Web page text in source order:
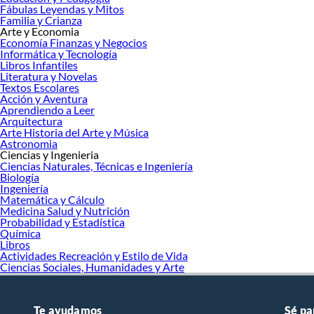
Fábulas Leyendas y Mitos
Familia y Crianza
Arte y Economia
Economía Finanzas y Negocios
Informática y Tecnología
Libros Infantiles
Literatura y Novelas
Textos Escolares
Acción y Aventura
Aprendiendo a Leer
Arquitectura
Arte Historia del Arte y Música
Astronomia
Ciencias y Ingenieria
Ciencias Naturales, Técnicas e Ingeniería
Biología
Ingeniería
Matemática y Cálculo
Medicina Salud y Nutrición
Probabilidad y Estadística
Química
Libros
Actividades Recreación y Estilo de Vida
Ciencias Sociales, Humanidades y Arte
Te ayudamos Sé